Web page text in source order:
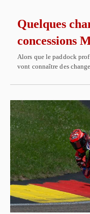
Quelques
concessions
Alors que le paddock
vont connaître des